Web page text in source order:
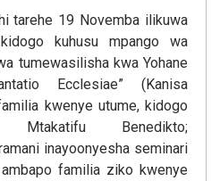
tarehe 19 Novemba ilikuwa
kuhusu mpango wa
tumewasilisha kwa Yohane
Ecclesiae” (Kanisa
kwenye utume, kidogo
Mtakatifu Benedikto;
inayoonyesha seminari
familia ziko kwenye